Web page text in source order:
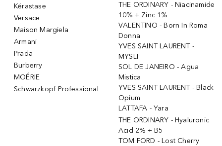
Kérastase
Versace
Maison Margiela
Armani
Prada
Burberry
MOÉRIE
Schwarzkopf Professional
THE ORDINARY - Niacinamide
10% + Zinc 1%
VALENTINO - Born In Roma
Donna
YVES SAINT LAURENT -
MYSLF
SOL DE JANEIRO - Agua
Mistica
YVES SAINT LAURENT - Black
Opium
LATTAFA - Yara
THE ORDINARY - Hyaluronic
Acid 2% + B5
TOM FORD - Lost Cherry